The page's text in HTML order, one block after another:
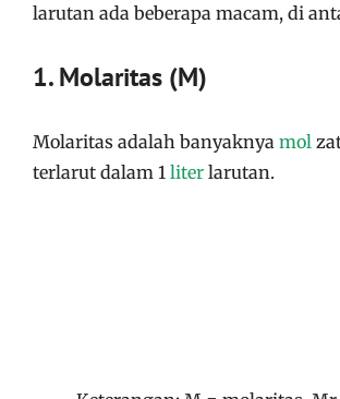
larutan ada beberapa macam, di
1. Molaritas (M)
Molaritas adalah banyaknya mol
terlarut dalam 1 liter larutan.